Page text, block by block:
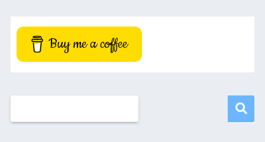
Buy me a coffee